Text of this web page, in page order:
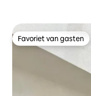
Favoriet van gasten
Favoriet van gasten